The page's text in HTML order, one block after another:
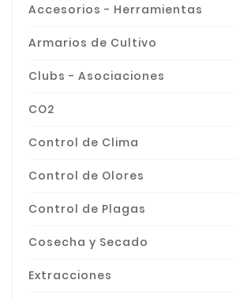
Accesorios - Herramientas
Armarios de Cultivo
Clubs - Asociaciones
CO2
Control de Clima
Control de Olores
Control de Plagas
Cosecha y Secado
Extracciones